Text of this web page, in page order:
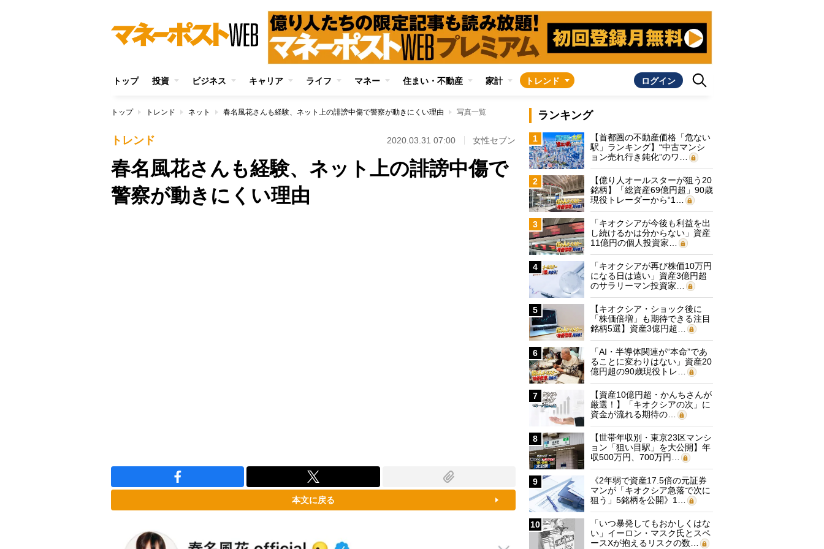
トップ 投資 ビジネス キャリア ライフ マネー 住まい・不動産 家計 トレンド ログイン
トップ トレンド ネット 春名風花さんも経験、ネット上の誹謗中傷で警察が動きにくい理由 写真一覧
トレンド 2020.03.31 07:00 女性セブン
春名風花さんも経験、ネット上の誹謗中傷で
警察が動きにくい理由
本文に戻る
ランキング
1
【首都圏の不動産価格「危ない
駅」ランキング】“中古マンシ
ョン売れ行き鈍化”のワ…
2
【億り人オールスターが狙う20
銘柄】「総資産69億円超」90歳
現役トレーダーから“1…
3
「キオクシアが今後も利益を出
し続けるかは分からない」資産
11億円の個人投資家…
4
「キオクシアが再び株価10万円
になる日は遠い」資産3億円超
のサラリーマン投資家…
5
【キオクシア・ショック後に
「株価倍増」も期待できる注目
銘柄5選】資産3億円超…
6
「AI・半導体関連が“本命”であ
ることに変わりはない」資産20
億円超の90歳現役トレ…
7
【資産10億円超・かんちさんが
厳選！】「キオクシアの次」に
資金が流れる期待の…
8
【世帯年収別・東京23区マンシ
ョン「狙い目駅」を大公開】年
収500万円、700万円…
9
《2年弱で資産17.5倍の元証券
マンが「キオクシア急落で次に
狙う」5銘柄を公開》1…
10
「いつ暴発してもおかしくはな
い」イーロン・マスク氏とスペ
ースXが抱えるリスクの数…